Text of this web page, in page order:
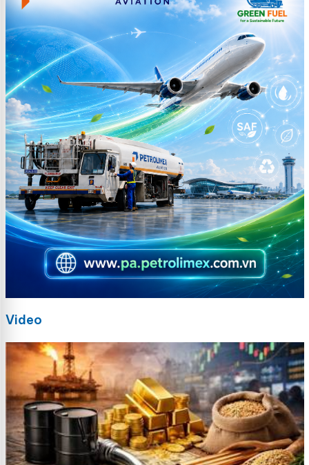
Video